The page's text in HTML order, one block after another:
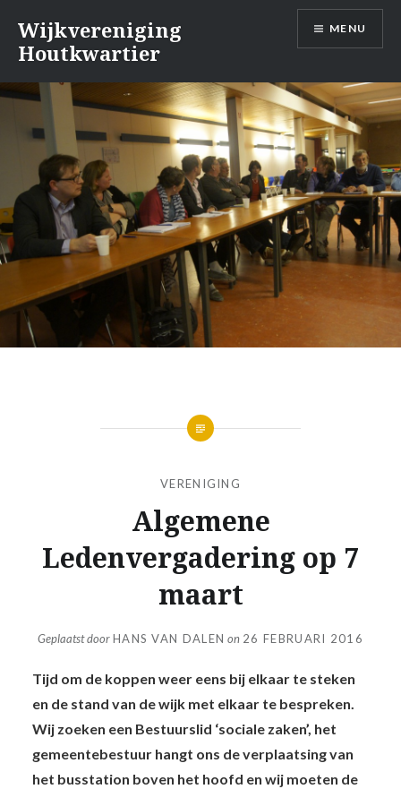
inhoud
Wijkvereniging
Houtkwartier
MENU
VERENIGING
Algemene
Ledenvergadering op 7
maart
Geplaatst doorHANS VAN DALEN on 26 FEBRUARI 2016
Tijd om de koppen weer eens bij elkaar te steken
en de stand van de wijk met elkaar te bespreken.
Wij zoeken een Bestuurslid ‘sociale zaken’, het
gemeentebestuur hangt ons de verplaatsing van
het busstation boven het hoofd en wij moeten de